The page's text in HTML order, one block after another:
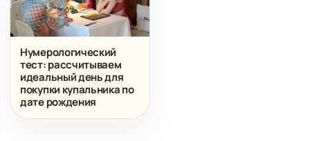
Нумерологический
тест: рассчитываем
идеальный день для
покупки купальника по
дате рождения